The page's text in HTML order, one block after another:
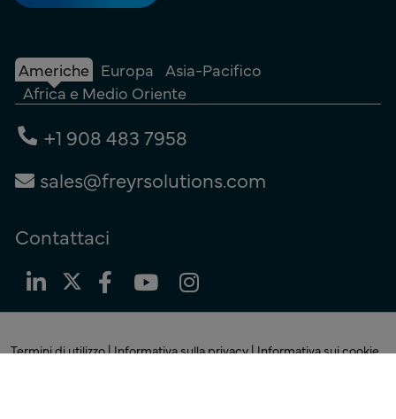
Americhe Europa Asia-Pacifico
Africa e Medio Oriente
+1 908 483 7958
sales@freyrsolutions.com
Contattaci
Termini di utilizzo|Informativa sulla privacy|Informativa sui cookie